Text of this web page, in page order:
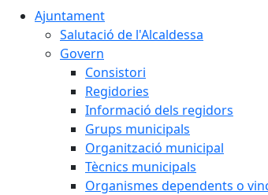
Ajuntament
Salutació de l'Alcaldessa
Govern
Consistori
Regidories
Informació dels regidors
Grups municipals
Organització municipal
Tècnics municipals
Organismes dependents o